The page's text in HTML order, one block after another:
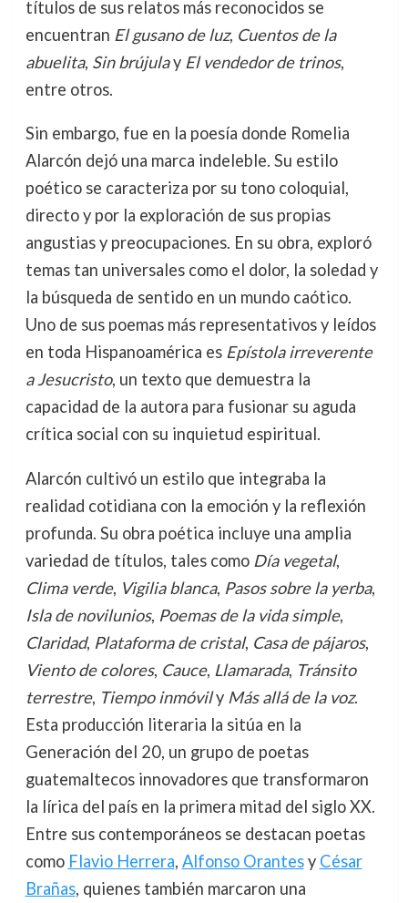
títulos de sus relatos más reconocidos se
encuentran El gusano de luz, Cuentos de la
abuelita, Sin brújulay El vendedor de trinos,
entre otros.
Sin embargo, fue en la poesía donde Romelia
Alarcón dejó una marca indeleble. Su estilo
poético se caracteriza por su tono coloquial,
directo y por la exploración de sus propias
angustias y preocupaciones. En su obra, exploró
temas tan universales como el dolor, la soledad y
la búsqueda de sentido en un mundo caótico.
Uno de sus poemas más representativos y leídos
en toda Hispanoamérica es Epístola irreverente
a Jesucristo, un texto que demuestra la
capacidad de la autora para fusionar su aguda
crítica social con su inquietud espiritual.
Alarcón cultivó un estilo que integraba la
realidad cotidiana con la emoción y la reflexión
profunda. Su obra poética incluye una amplia
variedad de títulos, tales como Día vegetal,
Clima verde, Vigilia blanca, Pasos sobre la yerba,
Isla de novilunios, Poemas de la vida simple,
Claridad, Plataforma de cristal, Casa de pájaros,
Viento de colores, Cauce, Llamarada, Tránsito
terrestre, Tiempo inmóvily Más allá de la voz.
Esta producción literaria la sitúa en la
Generación del 20, un grupo de poetas
guatemaltecos innovadores que transformaron
la lírica del país en la primera mitad del siglo XX.
Entre sus contemporáneos se destacan poetas
como Flavio Herrera, Alfonso Orantesy César
Brañas, quienes también marcaron una